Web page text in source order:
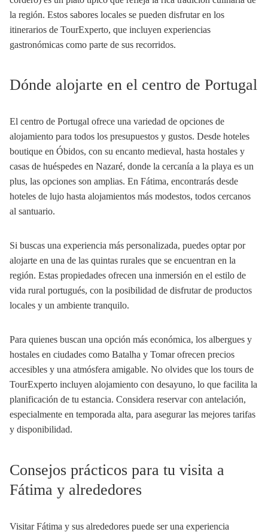
la región. Estos sabores locales se pueden disfrutar en los
itinerarios de TourExperto, que incluyen experiencias
gastronómicas como parte de sus recorridos.
Dónde alojarte en el centro de Portugal
El centro de Portugal ofrece una variedad de opciones de
alojamiento para todos los presupuestos y gustos. Desde hoteles
boutique en Óbidos, con su encanto medieval, hasta hostales y
casas de huéspedes en Nazaré, donde la cercanía a la playa es un
plus, las opciones son amplias. En Fátima, encontrarás desde
hoteles de lujo hasta alojamientos más modestos, todos cercanos
al santuario.
Si buscas una experiencia más personalizada, puedes optar por
alojarte en una de las quintas rurales que se encuentran en la
región. Estas propiedades ofrecen una inmersión en el estilo de
vida rural portugués, con la posibilidad de disfrutar de productos
locales y un ambiente tranquilo.
Para quienes buscan una opción más económica, los albergues y
hostales en ciudades como Batalha y Tomar ofrecen precios
accesibles y una atmósfera amigable. No olvides que los tours de
TourExperto incluyen alojamiento con desayuno, lo que facilita la
planificación de tu estancia. Considera reservar con antelación,
especialmente en temporada alta, para asegurar las mejores tarifas
y disponibilidad.
Consejos prácticos para tu visita a
Fátima y alrededores
Visitar Fátima y sus alrededores puede ser una experiencia